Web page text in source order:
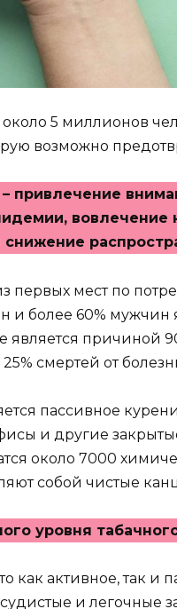
5 миллионов
возможно
привлечение
вовлечение
первых мест по
и более 60%
причиной
25% смертей от
пассивное
и другие
около 7000
собой чистые
уровня
как активное, так и
и легочные